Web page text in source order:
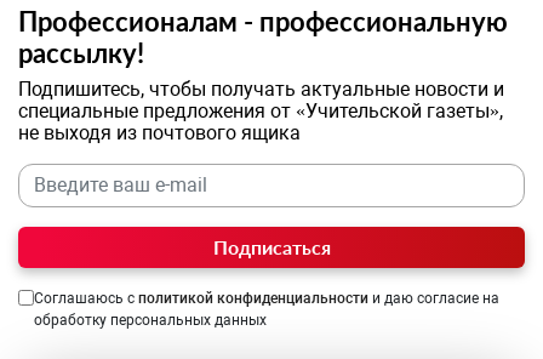
Профессионалам - профессиональную
рассылку!
Подпишитесь, чтобы получать актуальные новости и
специальные предложения от «Учительской газеты»,
не выходя из почтового ящика
Подписаться
Соглашаюсь с политикой конфиденциальности и даю согласие на
обработку персональных данных